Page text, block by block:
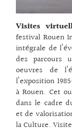
Visites
festival Rouen
intégrale de
des parcours
oeuvres de
l’exposition
à Rouen. Cet
dans le cadre
et de
la Culture.